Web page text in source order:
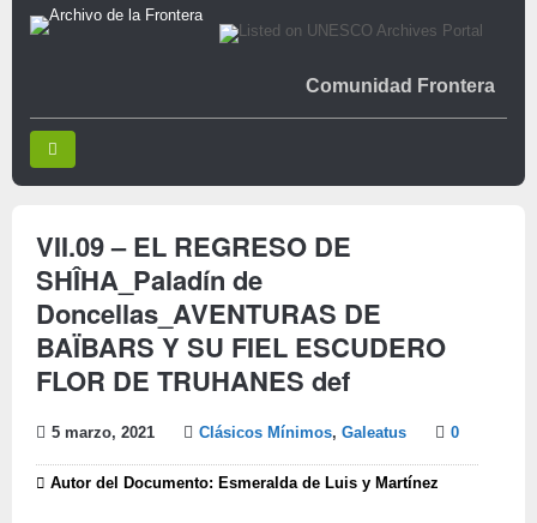
Comunidad Frontera
VII.09 – EL REGRESO DE
SHÎHA_Paladín de
Doncellas_AVENTURAS DE
BAÏBARS Y SU FIEL ESCUDERO
FLOR DE TRUHANES def
5 marzo, 2021 Clásicos Mínimos, Galeatus 0
Autor del Documento: Esmeralda de Luis y Martínez